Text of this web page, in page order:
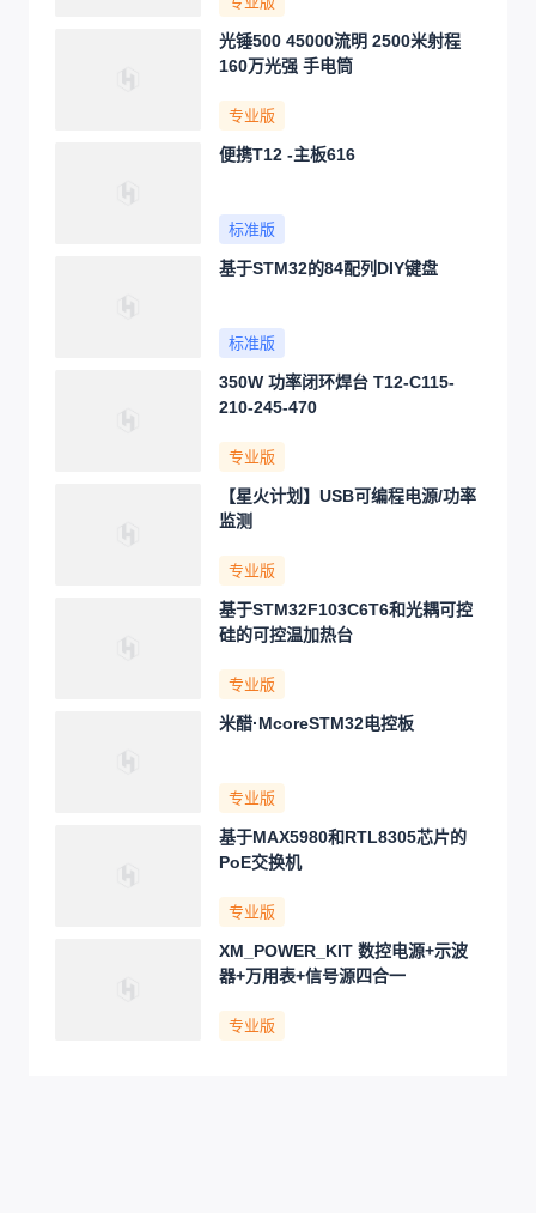
光锤500 45000流明 2500米射程
160万光强 手电筒
专业版
便携T12 -主板616
标准版
基于STM32的84配列DIY键盘
标准版
350W 功率闭环焊台 T12-C115-
210-245-470
专业版
【星火计划】USB可编程电源/功率
监测
专业版
基于STM32F103C6T6和光耦可控
硅的可控温加热台
专业版
米醋·McoreSTM32电控板
专业版
基于MAX5980和RTL8305芯片的
PoE交换机
专业版
XM_POWER_KIT 数控电源+示波
器+万用表+信号源四合一
专业版